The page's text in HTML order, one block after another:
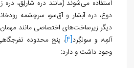
استفاده می‌شوند (مانند دره شارلِق، دره
دوغ، دره آبشار و آق‌سو، سرچشمه
دیگر زیرساخت‌های اختصاصی مانند
آلمِه، و سولگِرد[4] ، پنج محدوده
وجود داشت و دارد: